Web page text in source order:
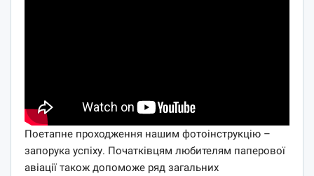
Поетапне проходження нашим фотоінструкцію –
запорука успіху. Початківцям любителям паперової
авіації також допоможе ряд загальних